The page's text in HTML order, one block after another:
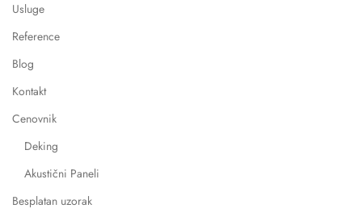
Usluge
Reference
Blog
Kontakt
Cenovnik
Deking
Akustični Paneli
Besplatan uzorak